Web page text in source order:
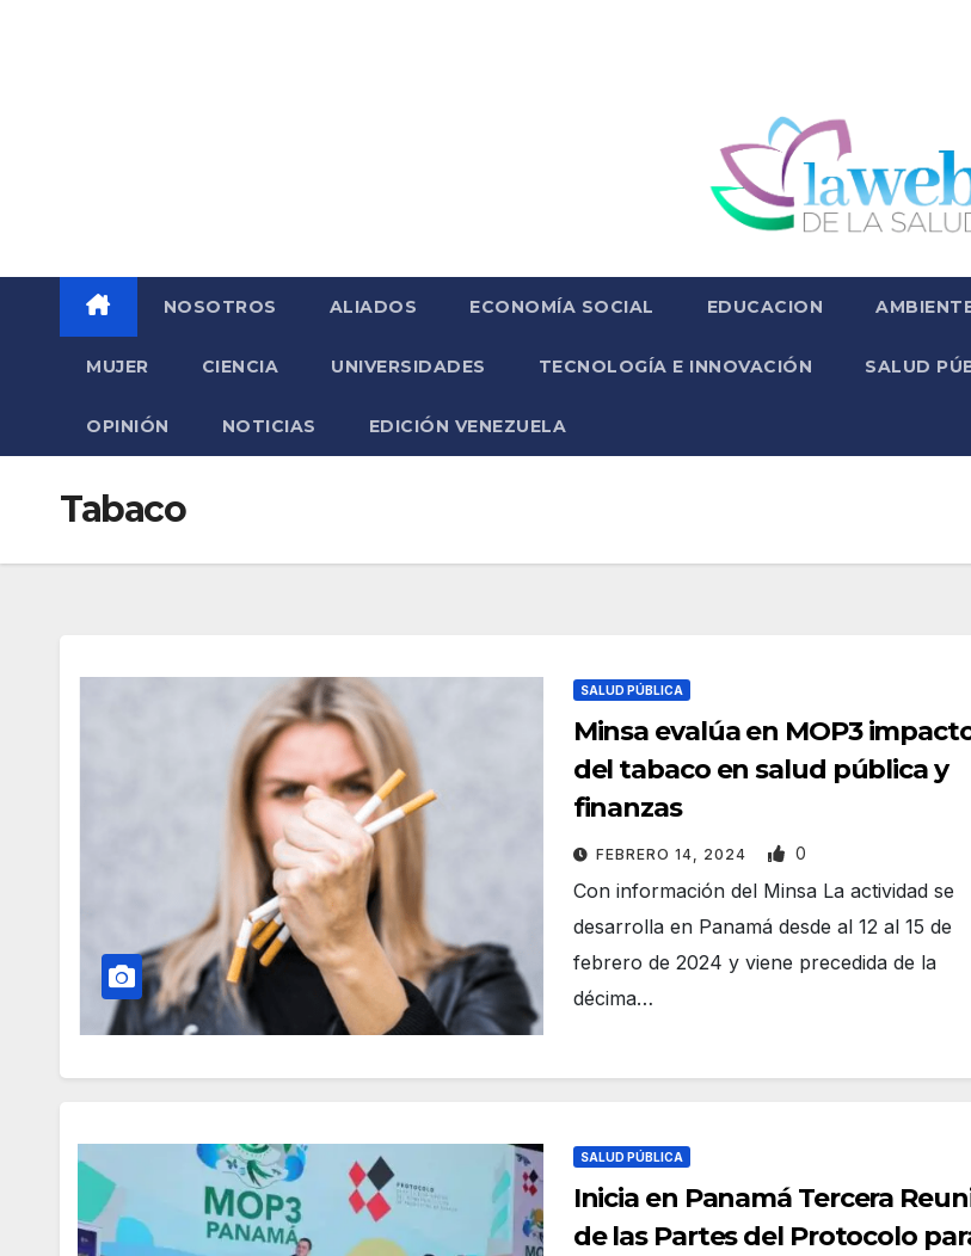
NOSOTROS ALIADOS ECONOMÍA SOCIAL EDUCACION
MUJER CIENCIA UNIVERSIDADES TECNOLOGÍA E INNOVACIÓN SALUD
OPINIÓN NOTICIAS EDICIÓN VENEZUELA
Tabaco
SALUD PÚBLICA
Minsa evalúa en MOP3
del tabaco en salud pública y
finanzas
FEBRERO 14, 2024 0
Con información del Minsa La actividad se
desarrolla en Panamá desde al 12 al 15 de
febrero de 2024 y viene precedida de la
décima…
SALUD PÚBLICA
Inicia en Panamá Tercera
de las Partes del Protocolo